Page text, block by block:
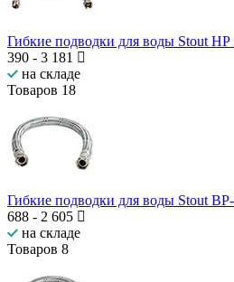
Гибкие подводки для воды Stout
390 - 3 181
на складе
Товаров 18
Гибкие подводки для воды Stout
688 - 2 605
на складе
Товаров 8